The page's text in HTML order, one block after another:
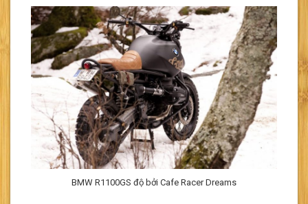
BMW R1100GS độ bởi Cafe Racer Dreams